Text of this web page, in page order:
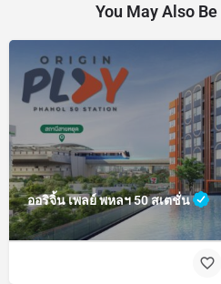
You May Also
ออริจิ้น เพลย์ พหลฯ 50 สเตชั่น